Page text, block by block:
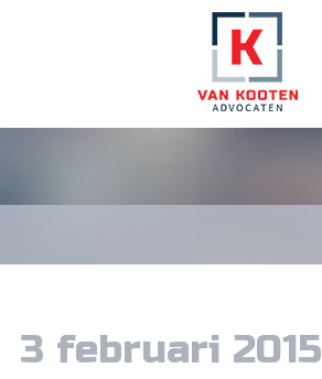
3 februari 2015